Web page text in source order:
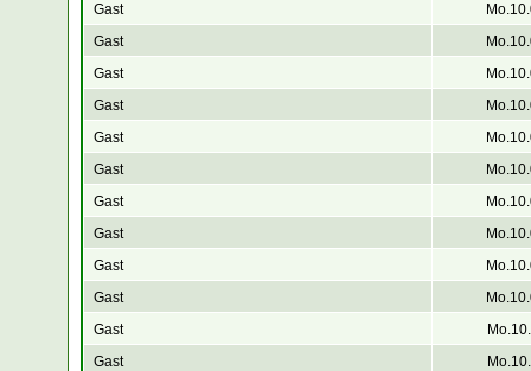
Gast
Gast
Gast
Gast
Gast
Gast
Gast
Gast
Gast
Gast
Gast
Gast